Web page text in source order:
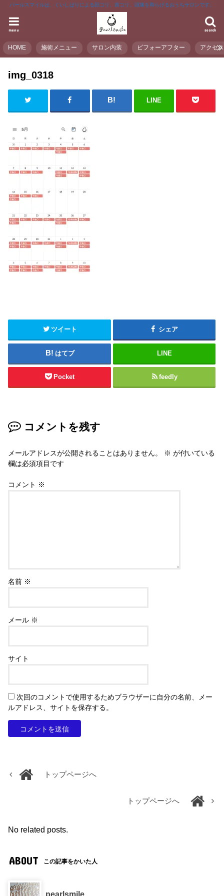
パールスマイルは、くいしばりによる顔コリ、首コリ、頭痛を和らげるおうちサロンです。
search
menu
HOME 施術メニュー サロン内装 ビフォーアフター アクセス
img_0318
LINE
ツイート シェア
はてブ LINE
Pocket feedly
コメントを残す
メールアドレスが公開されることはありません。 ※ が付いている
欄は必須項目です
コメント ※
名前 ※
メール ※
サイト
次回のコメントで使用するためブラウザーに自分の名前、メー
ルアドレス、サイトを保存する。
トップページへ
トップページへ
No related posts.
ABOUT この記事をかいた人
pearlsmile